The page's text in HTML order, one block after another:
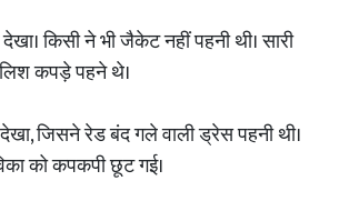
किसी ने भी जैकेट नहीं पहनी थी। सारी
कपड़े पहने थे।
जिसने रेड बंद गले वाली ड्रेस पहनी थी।
को कपकपी छूट गई।